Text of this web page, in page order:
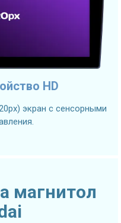
HD
экран с сенсорными
магнитол